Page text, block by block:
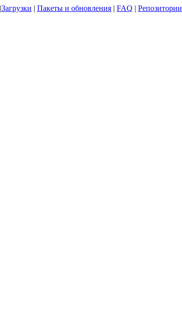
|Загрузки | Пакеты и обновления | FAQ | Репозитории